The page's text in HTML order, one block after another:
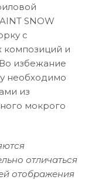
SNOW
с
и
избежание
необходимо
из
мокрого
отличаться
отображения